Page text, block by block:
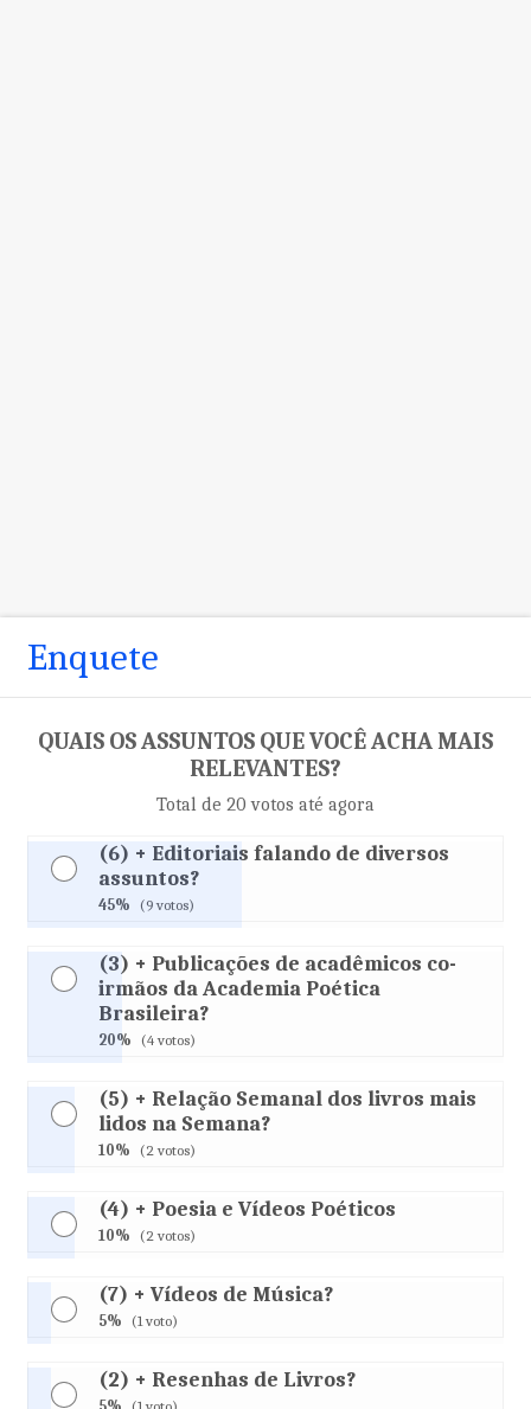
Enquete
QUAIS OS ASSUNTOS QUE VOCÊ ACHA MAIS
RELEVANTES?
Total de 20 votos até agora
(6) + Editoriais falando de diversos
assuntos?
45% (9 votos)
(3) + Publicações de acadêmicos co-
irmãos da Academia Poética
Brasileira?
20% (4 votos)
(5) + Relação Semanal dos livros mais
lidos na Semana?
10% (2 votos)
(4) + Poesia e Vídeos Poéticos
10% (2 votos)
(7) + Vídeos de Música?
5% (1 voto)
(2) + Resenhas de Livros?